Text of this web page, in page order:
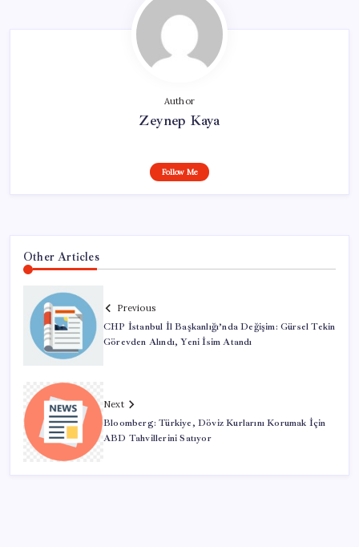
Author
Zeynep Kaya
Follow Me
Other Articles
Previous
CHP İstanbul İl Başkanlığı’nda Değişim: Gürsel Tekin
Görevden Alındı, Yeni İsim Atandı
Next
Bloomberg: Türkiye, Döviz Kurlarını Korumak İçin
ABD Tahvillerini Satıyor